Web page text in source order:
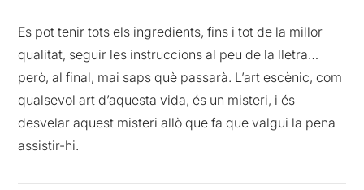
Es pot tenir tots els ingredients, fins i tot de la millor
qualitat, seguir les instruccions al peu de la lletra…
però, al final, mai saps què passarà. L’art escènic, com
qualsevol art d’aquesta vida, és un misteri, i és
desvelar aquest misteri allò que fa que valgui la pena
assistir-hi.